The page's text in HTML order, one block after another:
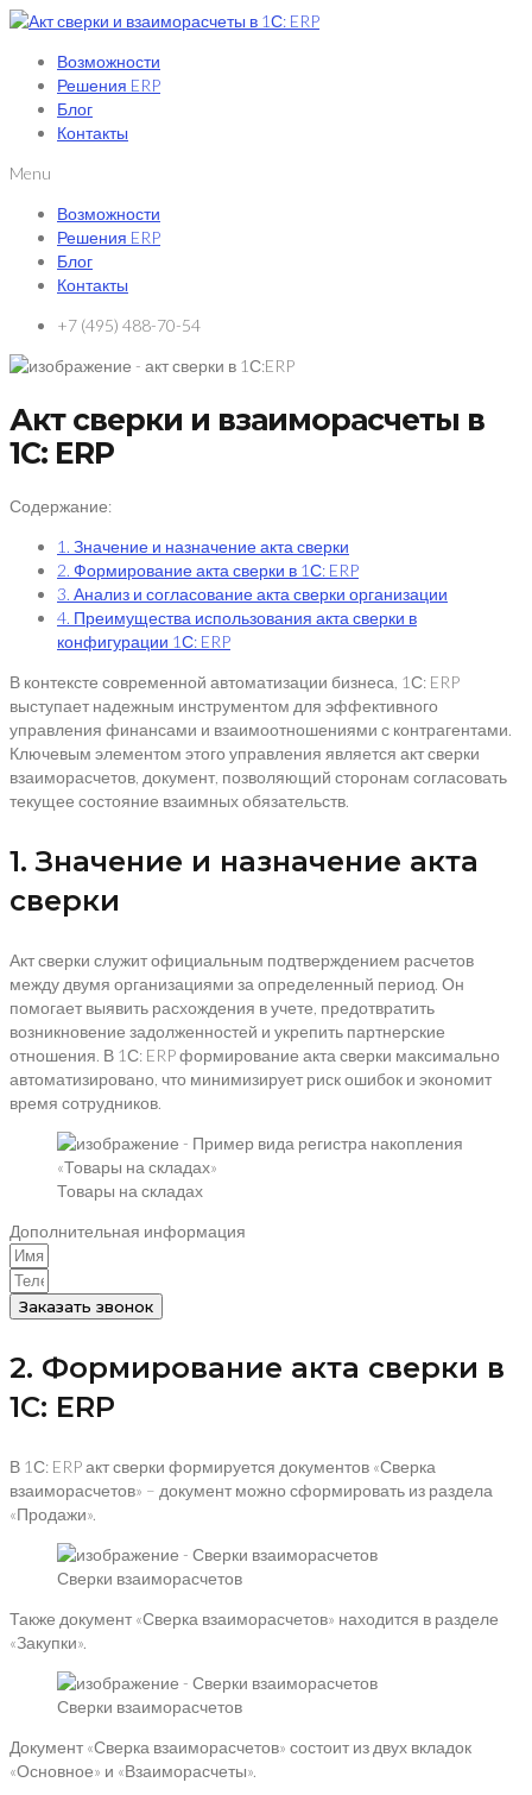
Возможности
Решения ERP
Блог
Контакты
Menu
Возможности
Решения ERP
Блог
Контакты
+7 (495) 488-70-54
Акт сверки и взаиморасчеты в
1С: ERP
Содержание:
1. Значение и назначение акта сверки
2. Формирование акта сверки в 1С: ERP
3. Анализ и согласование акта сверки организации
4. Преимущества использования акта сверки в
конфигурации 1С: ERP
В контексте современной автоматизации бизнеса, 1С: ERP
выступает надежным инструментом для эффективного
управления финансами и взаимоотношениями с контрагентами.
Ключевым элементом этого управления является акт сверки
взаиморасчетов, документ, позволяющий сторонам согласовать
текущее состояние взаимных обязательств.
1. Значение и назначение акта
сверки
Акт сверки служит официальным подтверждением расчетов
между двумя организациями за определенный период. Он
помогает выявить расхождения в учете, предотвратить
возникновение задолженностей и укрепить партнерские
отношения. В 1С: ERP формирование акта сверки максимально
автоматизировано, что минимизирует риск ошибок и экономит
время сотрудников.
Товары на складах
Дополнительная информация
Заказать звонок
2. Формирование акта сверки в
1С: ERP
В 1С: ERP акт сверки формируется документов «Сверка
взаиморасчетов» – документ можно сформировать из раздела
«Продажи».
Сверки взаиморасчетов
Также документ «Сверка взаиморасчетов» находится в разделе
«Закупки».
Сверки взаиморасчетов
Документ «Сверка взаиморасчетов» состоит из двух вкладок
«Основное» и «Взаиморасчеты».